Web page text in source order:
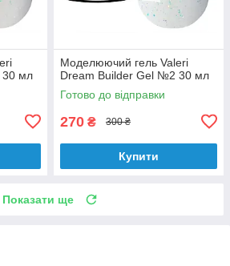
30 мл
Моделюючий гель Valeri
Dream Builder Gel №2 30 мл
Готово до відправки
270 ₴ 300 ₴
Купити
Показати ще